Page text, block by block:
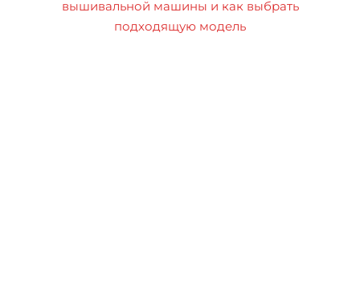
вышивальной машины и как выбрать
подходящую модель